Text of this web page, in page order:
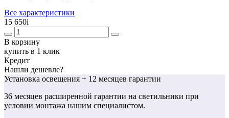
Все характеристики
15 650i
В корзину
купить в 1 клик
Кредит
Нашли дешевле?
Установка освещения + 12 месяцев гарантии
36 месяцев расширенной гарантии на светильники при
условии монтажа нашим специалистом.